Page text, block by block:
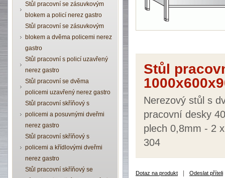
Stůl pracovní se zásuvkovým
blokem a policí nerez gastro
Stůl pracovní se zásuvkovým
blokem a dvěma policemi nerez
gastro
Stůl pracovní s policí uzavřený
nerez gastro
Stůl pracovní se dvěma
policemi uzavřený nerez gastro
Stůl pracovní skříňový s
policemi a posuvnými dveřmi
nerez gastro
Stůl pracovní skříňový s
policemi a křídlovými dveřmi
nerez gastro
Stůl pracovní skříňový se
Stůl
Nerezový stůl s
pracovní desky
plech 0,8mm - 2
304
Dotaz na produkt Odeslat příteli